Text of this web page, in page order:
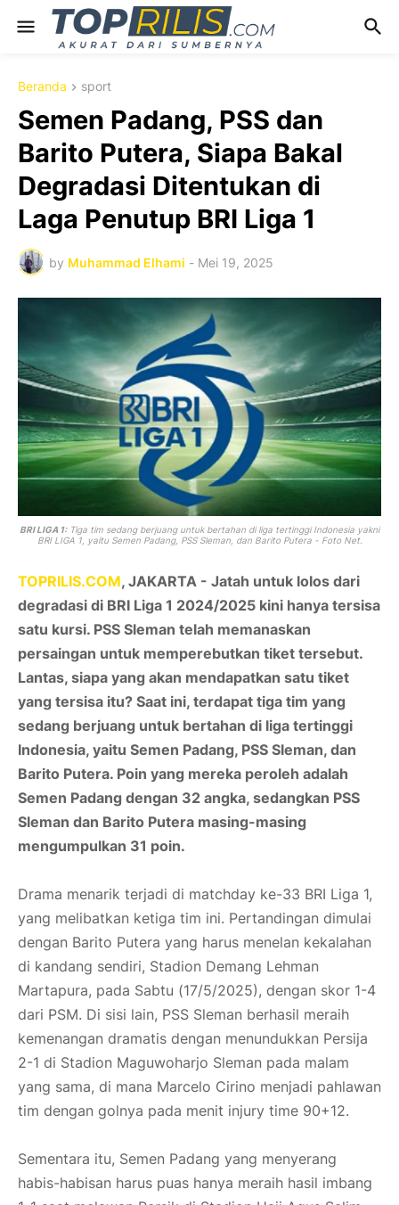
Beranda sport
Semen Padang, PSS dan
Barito Putera, Siapa Bakal
Degradasi Ditentukan di
Laga Penutup BRI Liga 1
by Muhammad Elhami - Mei 19, 2025
BRI LIGA 1:Tiga tim sedang berjuang untuk bertahan di liga tertinggi Indonesia yakni
BRI LIGA 1, yaitu Semen Padang, PSS Sleman, dan Barito Putera - Foto Net.
TOPRILIS.COM, JAKARTA - Jatah untuk lolos dari
degradasi di BRI Liga 1 2024/2025 kini hanya tersisa
satu kursi. PSS Sleman telah memanaskan
persaingan untuk memperebutkan tiket tersebut.
Lantas, siapa yang akan mendapatkan satu tiket
yang tersisa itu? Saat ini, terdapat tiga tim yang
sedang berjuang untuk bertahan di liga tertinggi
Indonesia, yaitu Semen Padang, PSS Sleman, dan
Barito Putera. Poin yang mereka peroleh adalah
Semen Padang dengan 32 angka, sedangkan PSS
Sleman dan Barito Putera masing-masing
mengumpulkan 31 poin.
Drama menarik terjadi di matchday ke-33 BRI Liga 1,
yang melibatkan ketiga tim ini. Pertandingan dimulai
dengan Barito Putera yang harus menelan kekalahan
di kandang sendiri, Stadion Demang Lehman
Martapura, pada Sabtu (17/5/2025), dengan skor 1-4
dari PSM. Di sisi lain, PSS Sleman berhasil meraih
kemenangan dramatis dengan menundukkan Persija
2-1 di Stadion Maguwoharjo Sleman pada malam
yang sama, di mana Marcelo Cirino menjadi pahlawan
tim dengan golnya pada menit injury time 90+12.
Sementara itu, Semen Padang yang menyerang
habis-habisan harus puas hanya meraih hasil imbang